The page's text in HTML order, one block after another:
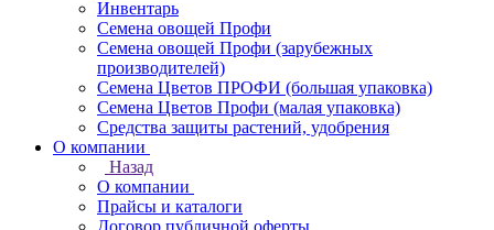
Инвентарь
Семена овощей Профи
Семена овощей Профи (зарубежных
производителей)
Семена Цветов ПРОФИ (большая упаковка)
Семена Цветов Профи (малая упаковка)
Средства защиты растений, удобрения
О компании
Назад
О компании
Прайсы и каталоги
Договор публичной оферты